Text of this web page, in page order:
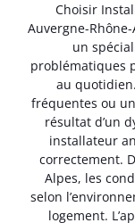
Choisir
Auvergne-
un
problématiques
au
fréquentes ou
résultat d’un
installateur
correctement.
Alpes, les
selon
logement.